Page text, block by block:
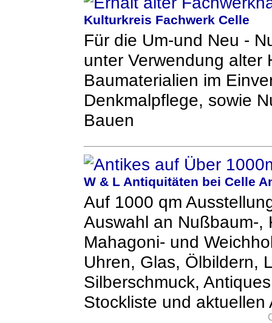
Kulturkreis Fachwerk Celle
Für die Um-und Neu -
unter Verwendung alter
Baumaterialien im
Denkmalpflege, sowie
Bauen
W & L Antiquitäten bei Celle
Auf 1000 qm
Auswahl an Nußbaum-,
Mahagoni- und
Uhren, Glas, Ölbildern,
Silberschmuck,
Stockliste und